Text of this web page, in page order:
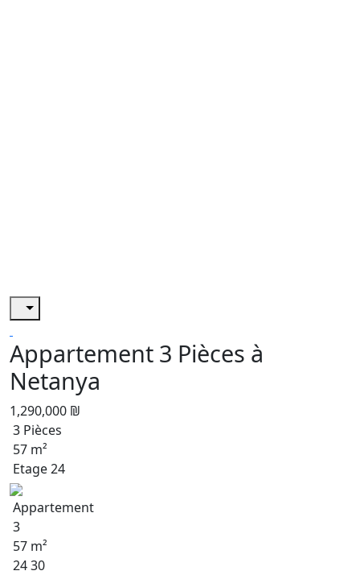
Appartement 3 Pièces à
Netanya
1,290,000 ₪
3 Pièces
57 m²
Etage 24
Appartement
3
57 m²
24 30